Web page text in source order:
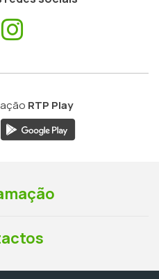
Facebook
RTP Play